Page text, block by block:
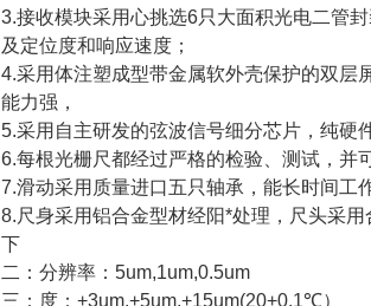
3.接收模块采用心挑选6只大面积光电二管
及定位度和响应速度；
4.采用体注塑成型带金属软外壳保护的双层
能力强，
5.采用自主研发的弦波信号细分芯片，纯硬
6.每根光栅尺都经过严格的检验、测试，并
7.滑动采用质量进口五只轴承，能长时间工
8.尺身采用铝合金型材经阳*处理，尺头采
下
二：分辨率： 5um,1um,0.5um
三：度： +3um,+5um,+15um(20+0.1℃）